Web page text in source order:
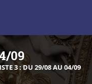
09
3 : DU 29/08 AU 04/09